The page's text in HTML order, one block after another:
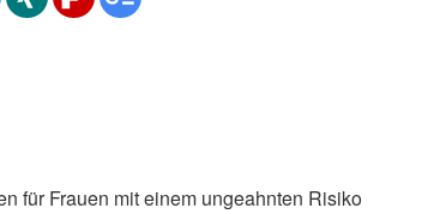
für Frauen mit einem ungeahnten Risiko